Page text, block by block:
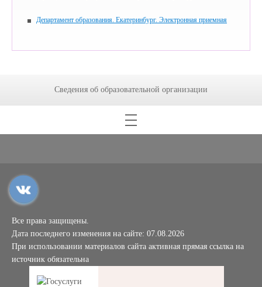
Департамент образования. Екатеринбург. Электронная приемная
Сведения об образовательной организации
Все права защищены.
Дата последнего изменения на сайте: 07.08.2026
При использовании материалов сайта активная прямая ссылка на
источник обязательна